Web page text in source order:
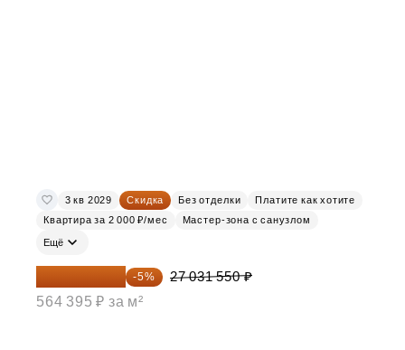
3 кв 2029 Скидка Без отделки
Платите как хотите
Квартира за 2 000 ₽/мес
Мастер-зона с санузлом
Ещё
25 679 973 ₽ -5%
27 031 550 ₽
564 395 ₽ за м²